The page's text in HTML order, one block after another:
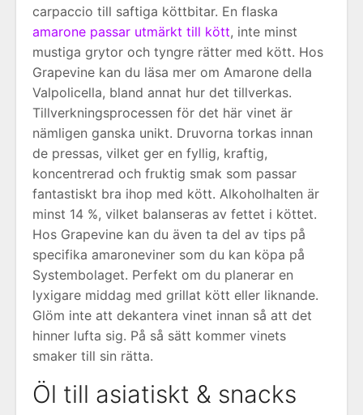
carpaccio till saftiga köttbitar. En flaska
amarone passar utmärkt till kött, inte minst
mustiga grytor och tyngre rätter med kött. Hos
Grapevine kan du läsa mer om Amarone della
Valpolicella, bland annat hur det tillverkas.
Tillverkningsprocessen för det här vinet är
nämligen ganska unikt. Druvorna torkas innan
de pressas, vilket ger en fyllig, kraftig,
koncentrerad och fruktig smak som passar
fantastiskt bra ihop med kött. Alkoholhalten är
minst 14 %, vilket balanseras av fettet i köttet.
Hos Grapevine kan du även ta del av tips på
specifika amaroneviner som du kan köpa på
Systembolaget. Perfekt om du planerar en
lyxigare middag med grillat kött eller liknande.
Glöm inte att dekantera vinet innan så att det
hinner lufta sig. På så sätt kommer vinets
smaker till sin rätta.
Öl till asiatiskt & snacks